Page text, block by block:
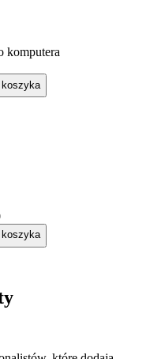
komputera
koszyka
koszyka